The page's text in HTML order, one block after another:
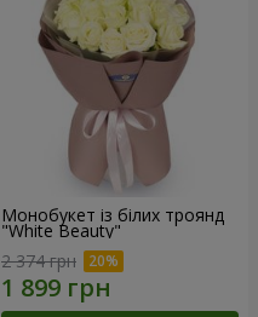
Монобукет із білих троянд
"White Beauty"
2 374 грн